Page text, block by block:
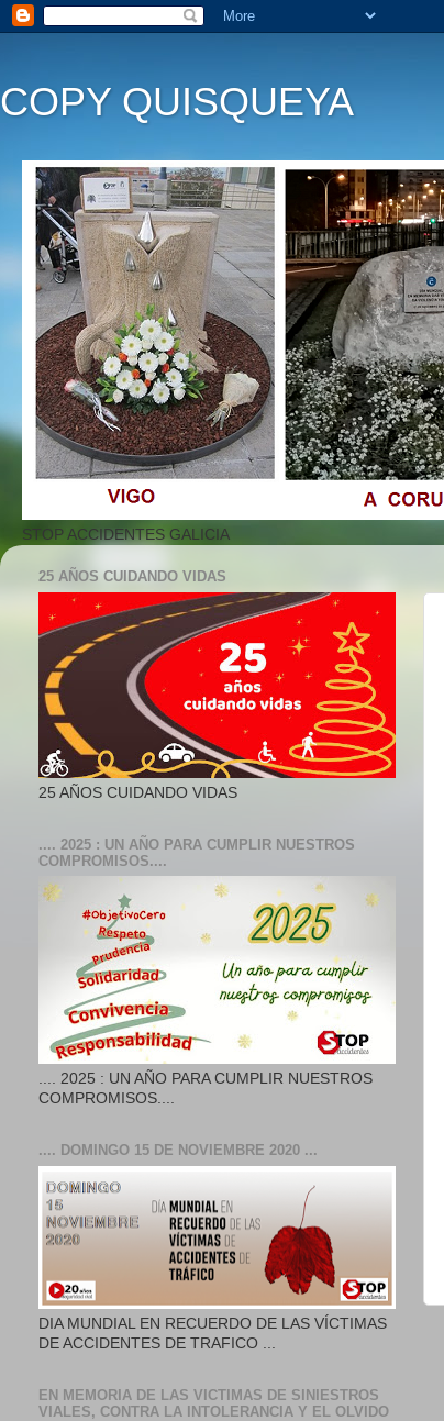
COPY QUISQUEYA
STOP ACCIDENTES GALICIA
25 AÑOS CUIDANDO VIDAS
25 AÑOS CUIDANDO VIDAS
.... 2025 : UN AÑO PARA CUMPLIR NUESTROS
COMPROMISOS....
.... 2025 : UN AÑO PARA CUMPLIR NUESTROS
COMPROMISOS....
.... DOMINGO 15 DE NOVIEMBRE 2020 ...
DIA MUNDIAL EN RECUERDO DE LAS VÍCTIMAS
DE ACCIDENTES DE TRAFICO ...
EN MEMORIA DE LAS VICTIMAS DE SINIESTROS
VIALES, CONTRA LA INTOLERANCIA Y EL OLVIDO